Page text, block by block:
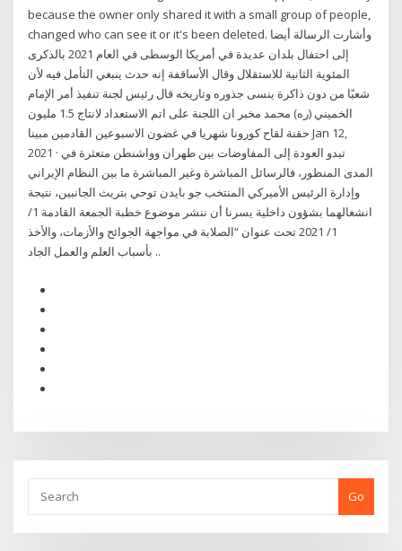
because the owner only shared it with a small group of people,
changed who can see it or it's been deleted. وأشارت الرسالة أيضا
إلى احتفال بلدان عديدة في أمريكا الوسطى في العام 2021 بالذكرى
المئوية الثانية للاستقلال وقال الأساقفة إنه حدث ينبغي التأمل فيه لأن
شعبًا من دون ذاكرة ينسى جذوره وتاريخه قال رئيس لجنة تنفيذ أمر الإمام
الخميني (ره) محمد مخبر ان اللجنة على اتم الاستعداد لانتاج 1.5 مليون
حقنة لقاح كورونا شهريا في غضون الاسبوعين القادمين مبينا Jan 12,
2021 · تبدو العودة إلى المفاوضات بين طهران وواشنطن متعثرة في
المدى المنظور، فالرسائل المباشرة وغير المباشرة ما بين النظام الإيراني
وإدارة الرئيس الأميركي المنتخب جو بايدن توحي بتريث الجانبين، نتيجة
انشغالهما بشؤون داخلية يسرنا أن ننشر موضوع خطبة الجمعة القادمة 1/
1/ 2021 تحت عنوان “الصلابة في مواجهة الجوائح والأزمات، والأخذ
بأسباب العلم والعمل الجاد ..
Go